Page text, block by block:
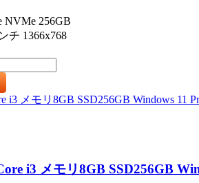
NVMe 256GB
チ 1366x768
i3 メモリ8GB SSD256GB